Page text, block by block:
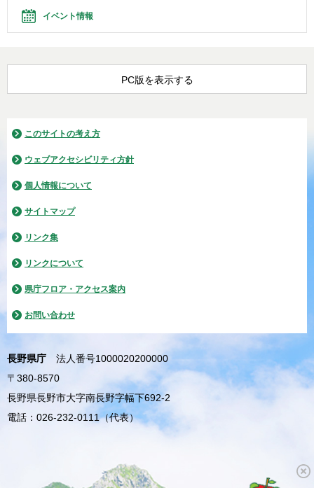
イベント情報
PC版を表示する
このサイトの考え方
ウェブアクセシビリティ方針
個人情報について
サイトマップ
リンク集
リンクについて
県庁フロア・アクセス案内
お問い合わせ
長野県庁
法人番号1000020200000
〒380-8570
長野県長野市大字南長野字幅下692-2
電話：026-232-0111（代表）